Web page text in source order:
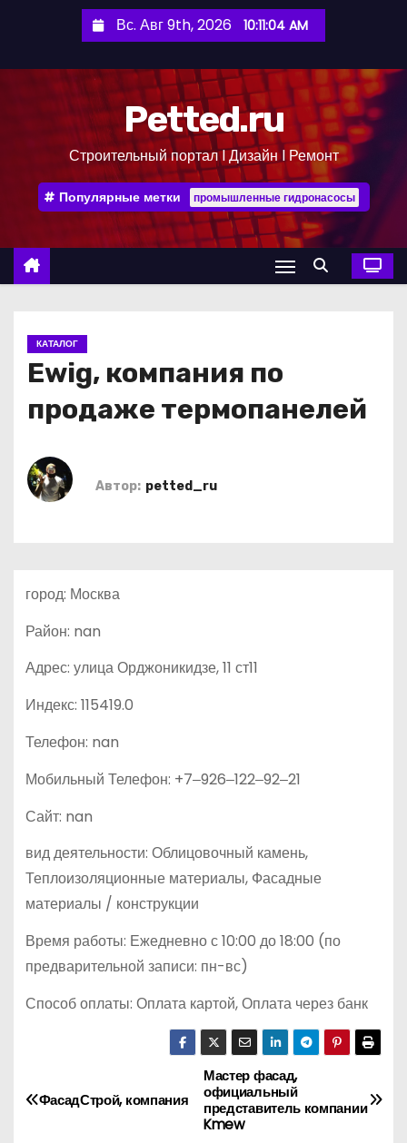
е
Вс. Авг 9th, 2026 10:11:04 AM
Petted.ru
Строительный портал l Дизайн l Ремонт
Популярные метки промышленные гидронасосы
КАТАЛОГ
Ewig, компания по
продаже термопанелей
Автор: petted_ru
город: Москва
Район: nan
Адрес: улица Орджоникидзе, 11 ст11
Индекс: 115419.0
Телефон: nan
Мобильный Телефон: +7‒926‒122‒92‒21
Сайт: nan
вид деятельности: Облицовочный камень,
Теплоизоляционные материалы, Фасадные
материалы / конструкции
Время работы: Ежедневно с 10:00 до 18:00 (по
предварительной записи: пн-вс)
Способ оплаты: Оплата картой, Оплата через банк
Н
Мастер фасад,
официальный
представитель компании
Kmew
ФасадСтрой, компания